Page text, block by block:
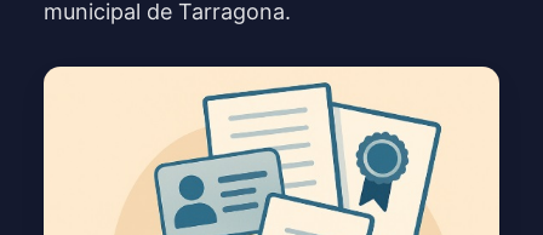
municipal de Tarragona.